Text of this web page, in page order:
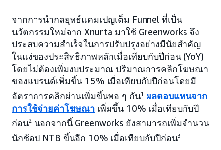
จากการนำกลยุทธ์แคมเปญเต็ม Funnel ที่เป็น
นวัตกรรมใหม่จาก Xnurta มาใช้ Greenworks จึง
ประสบความสำเร็จในการปรับปรุงอย่างมีนัยสำคัญ
ในแง่ของประสิทธิภาพหลักเมื่อเทียบกับปีก่อน (YoY)
โดยไม่ต้องเพิ่มงบประมาณ ปริมาณการคลิกโฆษณา
ของแบรนด์เพิ่มขึ้น 15% เมื่อเทียบกับปีก่อนโดยมี
อัตราการคลิกผ่านเพิ่มขึ้นพอ ๆ กัน1
ผลตอบแทนจาก
การใช้จ่ายค่าโฆษณา เพิ่มขึ้น 10% เมื่อเทียบกับปี
ก่อน2 นอกจากนี้ Greenworks ยังสามารถเพิ่มจำนวน
นักช้อป NTB ขึ้นอีก 10% เมื่อเทียบกับปีก่อน3